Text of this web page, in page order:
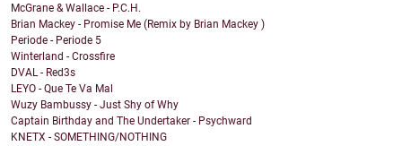
McGrane & Wallace - P.C.H.
Brian Mackey - Promise Me (Remix by Brian Mackey )
Periode - Periode 5
Winterland - Crossfire
DVAL - Red3s
LEYO - Que Te Va Mal
Wuzy Bambussy - Just Shy of Why
Captain Birthday and The Undertaker - Psychward
KNETX - SOMETHING/NOTHING